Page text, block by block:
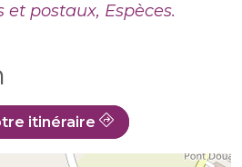
postaux, Espèces.
itinéraire